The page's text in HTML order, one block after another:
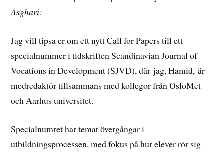
Asghari:
Jag vill tipsa er om ett nytt Call for Papers till ett
specialnummer i tidskriften Scandinavian Journal of
Vocations in Development (SJVD), där jag, Hamid, är
medredaktör tillsammans med kollegor från OsloMet
och Aarhus universitet.
Specialnumret har temat övergångar i
utbildningsprocessen, med fokus på hur elever rör sig